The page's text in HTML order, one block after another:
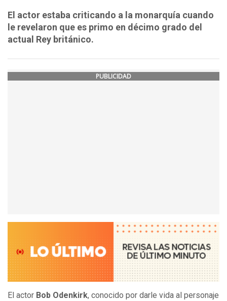
El actor estaba criticando a la monarquía cuando
le revelaron que es primo en décimo grado del
actual Rey británico.
PUBLICIDAD
El actor Bob Odenkirk, conocido por darle vida al personaje